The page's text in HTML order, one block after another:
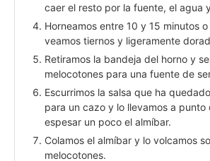
caer el resto por la fuente, el agua
Horneamos entre 10 y 15 minutos
veamos tiernos y ligeramente
Retiramos la bandeja del horno y
melocotones para una fuente de
Escurrimos la salsa que ha
para un cazo y lo llevamos a punto
espesar un poco el almíbar.
Colamos el almíbar y lo volcamos
melocotones.